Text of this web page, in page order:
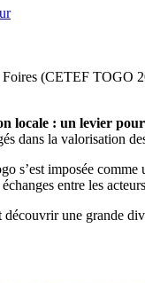
(CETEF TOGO
locale : un levier pour
dans la valorisation
s’est imposée
entre les
une grande